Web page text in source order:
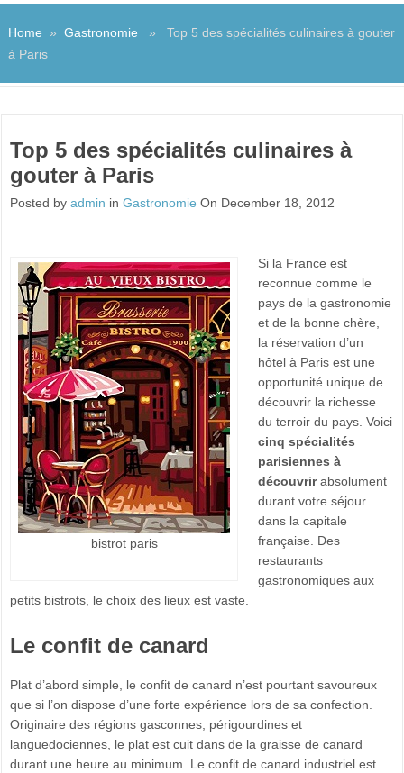
Home » Gastronomie » Top 5 des spécialités culinaires à gouter
à Paris
Top 5 des spécialités culinaires à
gouter à Paris
Posted byadmin inGastronomie On December 18, 2012
bistrot paris
Si la France est
reconnue comme le
pays de la gastronomie
et de la bonne chère,
la réservation d’un
hôtel à Paris est une
opportunité unique de
découvrir la richesse
du terroir du pays. Voici
cinq spécialités
parisiennes à
découvrirabsolument
durant votre séjour
dans la capitale
française. Des
restaurants
gastronomiques aux
petits bistrots, le choix des lieux est vaste.
Le confit de canard
Plat d’abord simple, le confit de canard n’est pourtant savoureux
que si l’on dispose d’une forte expérience lors de sa confection.
Originaire des régions gasconnes, périgourdines et
languedociennes, le plat est cuit dans de la graisse de canard
durant une heure au minimum. Le confit de canard industriel est